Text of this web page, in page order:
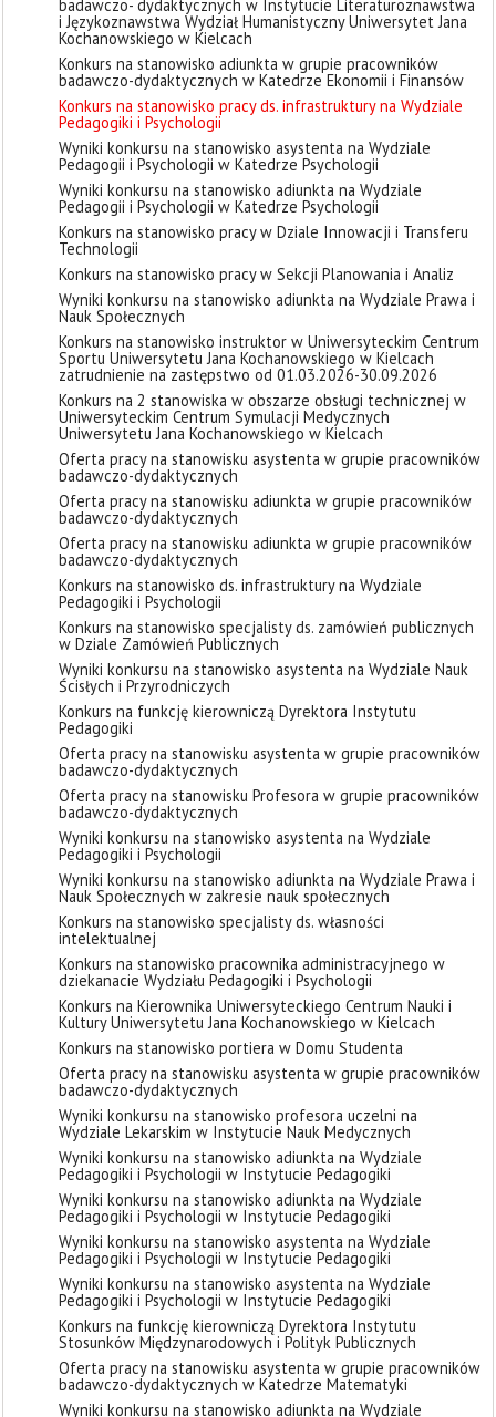
badawczo- dydaktycznych w Instytucie Literaturoznawstwa
i Językoznawstwa Wydział Humanistyczny Uniwersytet Jana
Kochanowskiego w Kielcach
Konkurs na stanowisko adiunkta w grupie pracowników
badawczo-dydaktycznych w Katedrze Ekonomii i Finansów
Konkurs na stanowisko pracy ds. infrastruktury na Wydziale
Pedagogiki i Psychologii
Wyniki konkursu na stanowisko asystenta na Wydziale
Pedagogii i Psychologii w Katedrze Psychologii
Wyniki konkursu na stanowisko adiunkta na Wydziale
Pedagogii i Psychologii w Katedrze Psychologii
Konkurs na stanowisko pracy w Dziale Innowacji i Transferu
Technologii
Konkurs na stanowisko pracy w Sekcji Planowania i Analiz
Wyniki konkursu na stanowisko adiunkta na Wydziale Prawa i
Nauk Społecznych
Konkurs na stanowisko instruktor w Uniwersyteckim Centrum
Sportu Uniwersytetu Jana Kochanowskiego w Kielcach
zatrudnienie na zastępstwo od 01.03.2026-30.09.2026
Konkurs na 2 stanowiska w obszarze obsługi technicznej w
Uniwersyteckim Centrum Symulacji Medycznych
Uniwersytetu Jana Kochanowskiego w Kielcach
Oferta pracy na stanowisku asystenta w grupie pracowników
badawczo-dydaktycznych
Oferta pracy na stanowisku adiunkta w grupie pracowników
badawczo-dydaktycznych
Oferta pracy na stanowisku adiunkta w grupie pracowników
badawczo-dydaktycznych
Konkurs na stanowisko ds. infrastruktury na Wydziale
Pedagogiki i Psychologii
Konkurs na stanowisko specjalisty ds. zamówień publicznych
w Dziale Zamówień Publicznych
Wyniki konkursu na stanowisko asystenta na Wydziale Nauk
Ścisłych i Przyrodniczych
Konkurs na funkcję kierowniczą Dyrektora Instytutu
Pedagogiki
Oferta pracy na stanowisku asystenta w grupie pracowników
badawczo-dydaktycznych
Oferta pracy na stanowisku Profesora w grupie pracowników
badawczo-dydaktycznych
Wyniki konkursu na stanowisko asystenta na Wydziale
Pedagogiki i Psychologii
Wyniki konkursu na stanowisko adiunkta na Wydziale Prawa i
Nauk Społecznych w zakresie nauk społecznych
Konkurs na stanowisko specjalisty ds. własności
intelektualnej
Konkurs na stanowisko pracownika administracyjnego w
dziekanacie Wydziału Pedagogiki i Psychologii
Konkurs na Kierownika Uniwersyteckiego Centrum Nauki i
Kultury Uniwersytetu Jana Kochanowskiego w Kielcach
Konkurs na stanowisko portiera w Domu Studenta
Oferta pracy na stanowisku asystenta w grupie pracowników
badawczo-dydaktycznych
Wyniki konkursu na stanowisko profesora uczelni na
Wydziale Lekarskim w Instytucie Nauk Medycznych
Wyniki konkursu na stanowisko adiunkta na Wydziale
Pedagogiki i Psychologii w Instytucie Pedagogiki
Wyniki konkursu na stanowisko adiunkta na Wydziale
Pedagogiki i Psychologii w Instytucie Pedagogiki
Wyniki konkursu na stanowisko asystenta na Wydziale
Pedagogiki i Psychologii w Instytucie Pedagogiki
Wyniki konkursu na stanowisko asystenta na Wydziale
Pedagogiki i Psychologii w Instytucie Pedagogiki
Konkurs na funkcję kierowniczą Dyrektora Instytutu
Stosunków Międzynarodowych i Polityk Publicznych
Oferta pracy na stanowisku asystenta w grupie pracowników
badawczo-dydaktycznych w Katedrze Matematyki
Wyniki konkursu na stanowisko adiunkta na Wydziale